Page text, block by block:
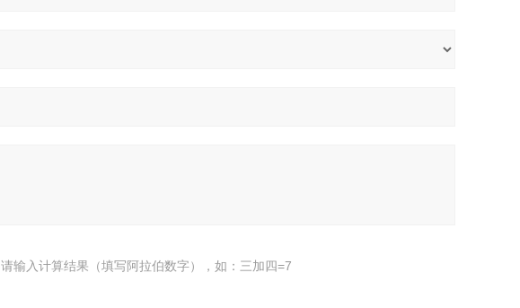
请输入计算结果（填写阿拉伯数字），如：三加四=7